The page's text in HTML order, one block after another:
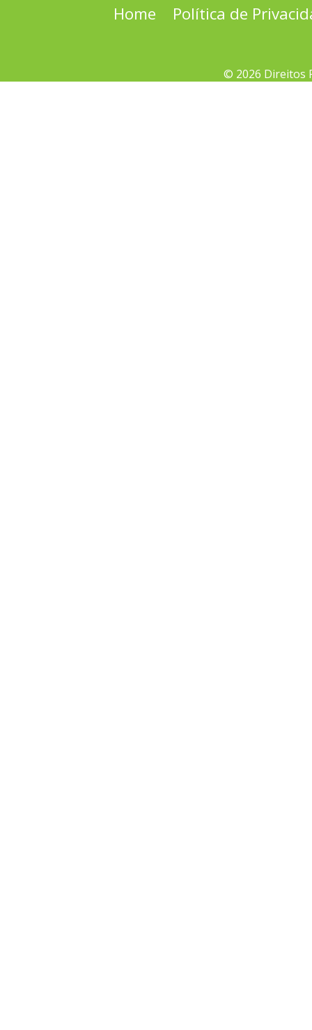
Home Política de
© 2026 Direitos